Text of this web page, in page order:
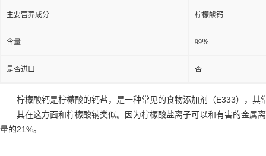
主要营养成分 柠檬酸钙
含量 99％
是否进口 否
柠檬酸钙是柠檬酸的钙盐，是一种常见的食物添加剂（E333），其
其在这方面和柠檬酸钠类似。因为柠檬酸盐离子可以和有害的金属
量的21%。